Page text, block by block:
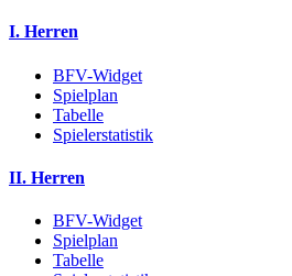
I. Herren
BFV-Widget
Spielplan
Tabelle
Spielerstatistik
II. Herren
BFV-Widget
Spielplan
Tabelle